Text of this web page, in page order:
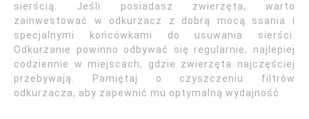
sierścią. Jeśli posiadasz zwierzęta, warto
zainwestować w odkurzacz z dobrą mocą ssania i
specjalnymi końcówkami do usuwania sierści.
Odkurzanie powinno odbywać się regularnie, najlepiej
codziennie w miejscach, gdzie zwierzęta najczęściej
przebywają. Pamiętaj o czyszczeniu filtrów
odkurzacza, aby zapewnić mu optymalną wydajność.